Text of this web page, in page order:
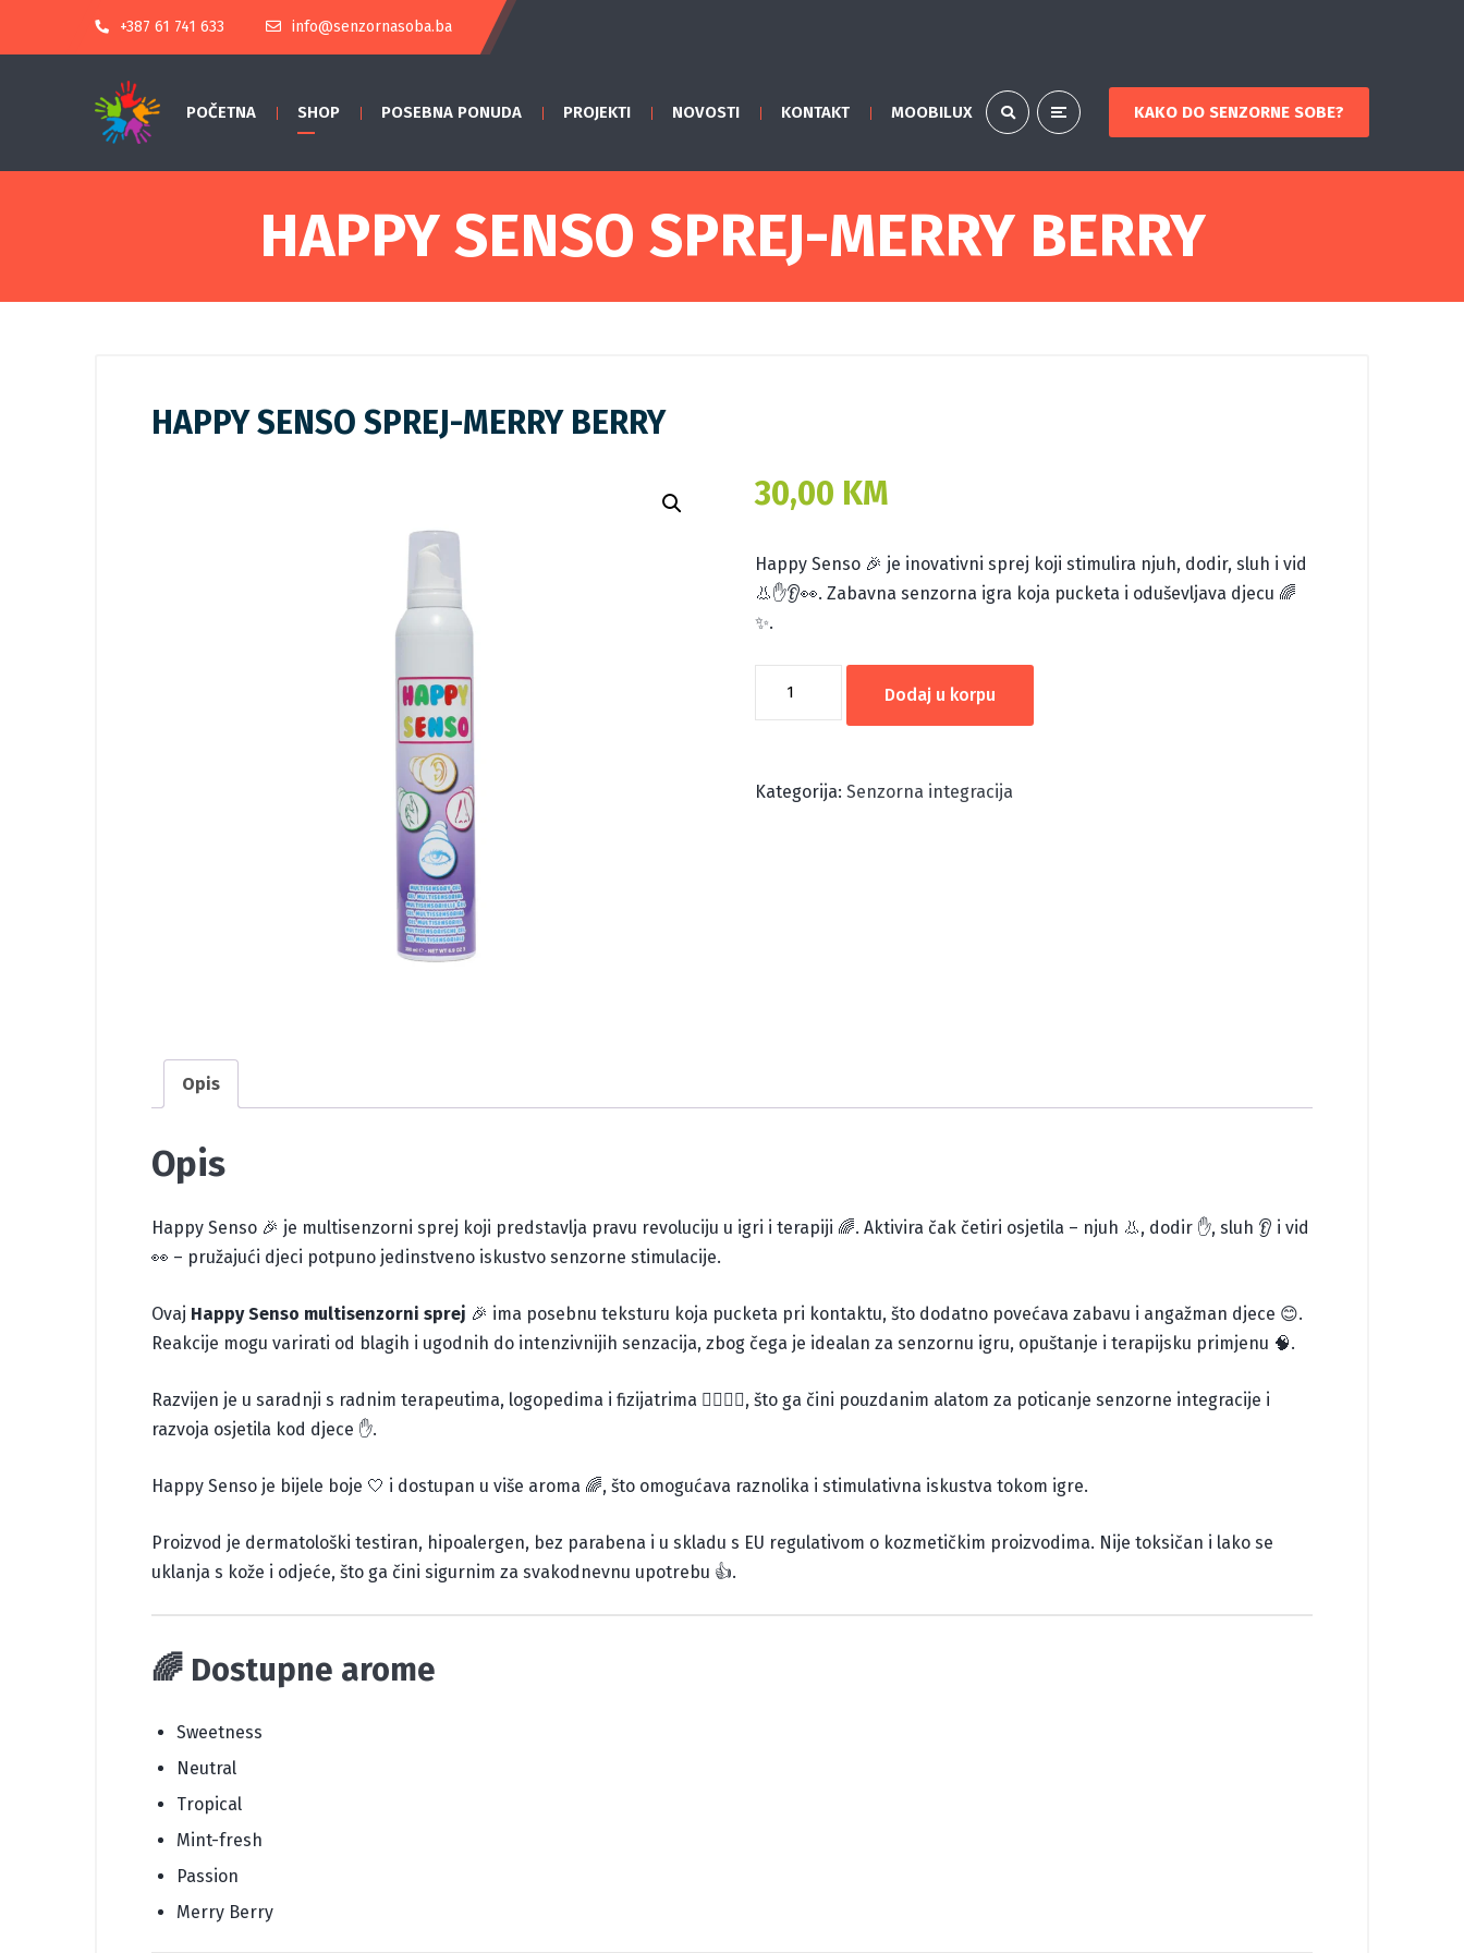
+387 61 741 633 info@senzornasoba.ba
KAKO DO SENZORNE SOBE?
POČETNA SHOP POSEBNA PONUDA PROJEKTI NOVOSTI KONTAKT MOOBILUX
HAPPY SENSO SPREJ-MERRY BERRY
HAPPY SENSO SPREJ-MERRY BERRY
30,00 KM
Happy Senso 🎉 je inovativni sprej koji stimulira njuh, dodir, sluh i vid
👃✋👂👀. Zabavna senzorna igra koja pucketa i oduševljava djecu 🌈
✨.
BERRY
Dodaj u korpu
Kategorija:Senzorna integracija
Opis
Opis
Happy Senso 🎉 je multisenzorni sprej koji predstavlja pravu revoluciju u igri i terapiji 🌈. Aktivira čak četiri osjetila – njuh 👃, dodir ✋, sluh 👂 i vid
👀 – pružajući djeci potpuno jedinstveno iskustvo senzorne stimulacije.
Ovaj Happy Senso multisenzorni sprej 🎉 ima posebnu teksturu koja pucketa pri kontaktu, što dodatno povećava zabavu i angažman djece 😊.
Reakcije mogu varirati od blagih i ugodnih do intenzivnijih senzacija, zbog čega je idealan za senzornu igru, opuštanje i terapijsku primjenu 🧠.
Razvijen je u saradnji s radnim terapeutima, logopedima i fizijatrima 👩‍⚕️👨‍⚕️, što ga čini pouzdanim alatom za poticanje senzorne integracije i
razvoja osjetila kod djece ✋.
Happy Senso je bijele boje 🤍 i dostupan u više aroma 🌈, što omogućava raznolika i stimulativna iskustva tokom igre.
Proizvod je dermatološki testiran, hipoalergen, bez parabena i u skladu s EU regulativom o kozmetičkim proizvodima. Nije toksičan i lako se
uklanja s kože i odjeće, što ga čini sigurnim za svakodnevnu upotrebu 👍.
🌈 Dostupne arome
Sweetness
Neutral
Tropical
Mint-fresh
Passion
Merry Berry